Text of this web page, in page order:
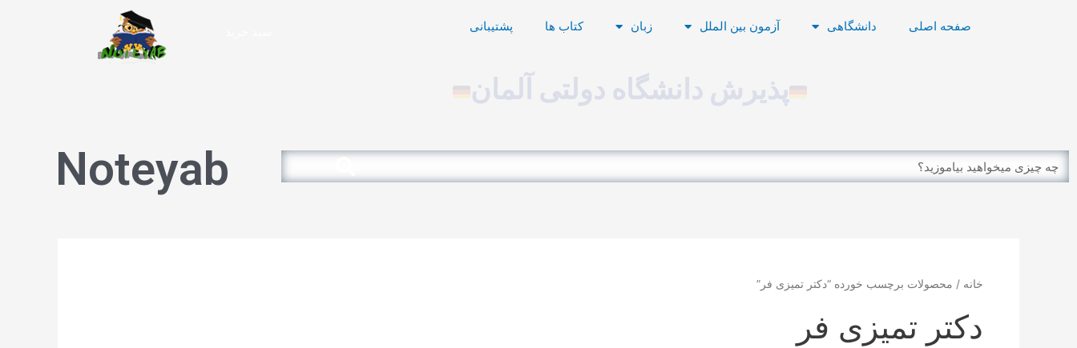
صفحه اصلی دانشگاهی آزمون بین الملل زبان کتاب ها پشتیبانی
پذیرش دانشگاه دولتی آلمان
Search
Search
Noteyab
خانه / محصولات برچسب خورده “دکتر تمیزی فر”
دکتر تمیزی فر